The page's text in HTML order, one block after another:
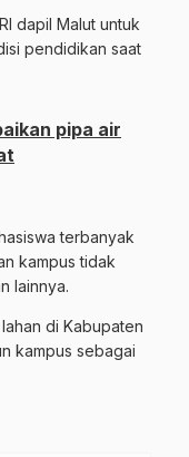
dapil Malut untuk
pendidikan saat
pipa air
terbanyak
kampus tidak
lainnya.
di Kabupaten
kampus sebagai